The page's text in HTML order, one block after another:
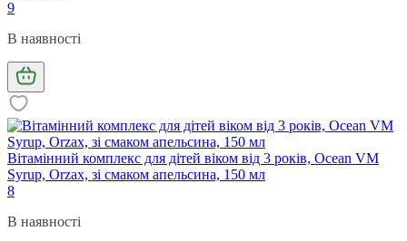
9
В наявності
Вітамінний комплекс для дітей віком від 3 років, Ocean VM
Syrup, Orzax, зі смаком апельсина, 150 мл
8
В наявності